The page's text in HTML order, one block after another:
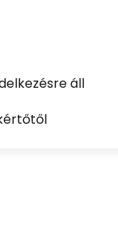
áll